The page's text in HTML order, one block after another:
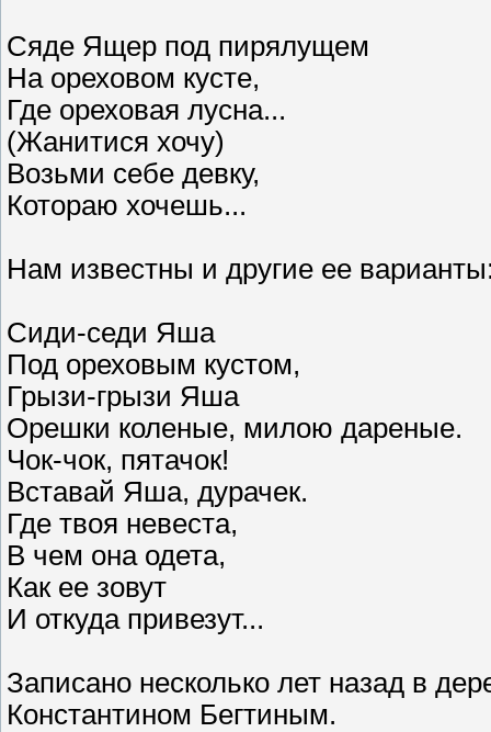
Сяде Ящер под пирялущем
На ореховом кусте,
Где ореховая лусна...
(Жанитися хочу)
Возьми себе девку,
Котораю хочешь...
Нам известны и другие ее
Сиди-седи Яша
Под ореховым кустом,
Грызи-грызи Яша
Орешки коленые, милою дареные.
Чок-чок, пятачок!
Вставай Яша, дурачек.
Где твоя невеста,
В чем она одета,
Как ее зовут
И откуда привезут...
Записано несколько лет назад в
Константином Бегтиным.